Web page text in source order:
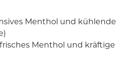
Menthol und kühlende
Menthol und kräftige